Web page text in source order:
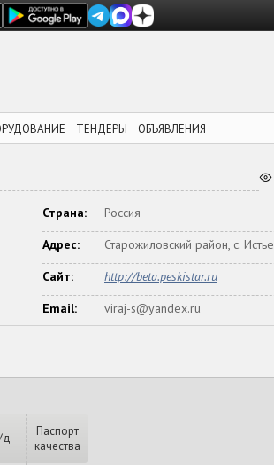
ТЕНДЕРЫ ОБЪЯВЛЕНИЯ
Страна:
Россия
Адрес:
Старожиловский район, с. Истье
Сайт:
http://beta.peskistar.ru
Email:
viraj-s@yandex.ru
д
Паспорт
качества